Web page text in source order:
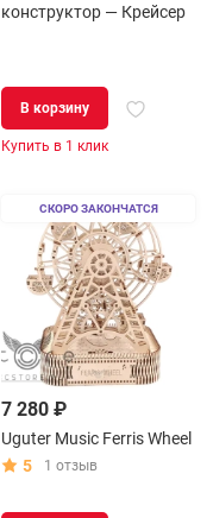
конструктор — Крейсер
В корзину
Купить в 1 клик
СКОРО ЗАКОНЧАТСЯ
7 280 ₽
Uguter Music Ferris Wheel
5
1 отзыв